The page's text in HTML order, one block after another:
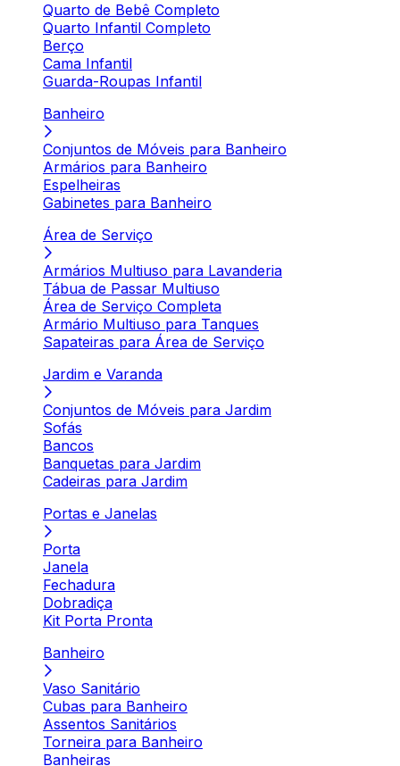
Quarto de Bebê Completo
Quarto Infantil Completo
Berço
Cama Infantil
Guarda-Roupas Infantil
Banheiro
Conjuntos de Móveis para Banheiro
Armários para Banheiro
Espelheiras
Gabinetes para Banheiro
Área de Serviço
Armários Multiuso para Lavanderia
Tábua de Passar Multiuso
Área de Serviço Completa
Armário Multiuso para Tanques
Sapateiras para Área de Serviço
Jardim e Varanda
Conjuntos de Móveis para Jardim
Sofás
Bancos
Banquetas para Jardim
Cadeiras para Jardim
Portas e Janelas
Porta
Janela
Fechadura
Dobradiça
Kit Porta Pronta
Banheiro
Vaso Sanitário
Cubas para Banheiro
Assentos Sanitários
Torneira para Banheiro
Banheiras